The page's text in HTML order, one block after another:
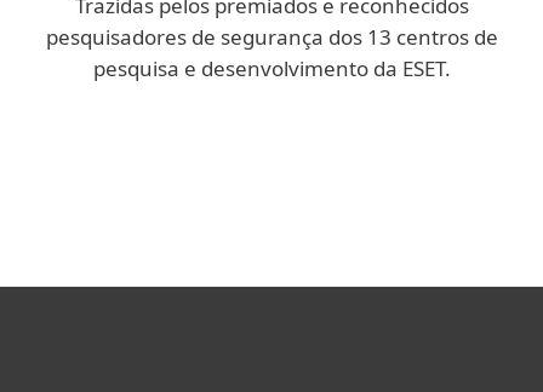
pesquisadores de segurança dos 13 centros de
pesquisa e desenvolvimento da ESET.